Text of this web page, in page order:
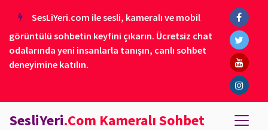
SesLiYeri.com ile sesli, kameralı ve mobil
görüntülü sohbetin keyfini çıkarın. Ücretsiz chat
odalarında yeni insanlarla tanışın, canlı sohbet
deneyimine katılın.
SesliYeri.Com Kameralı Sohbet